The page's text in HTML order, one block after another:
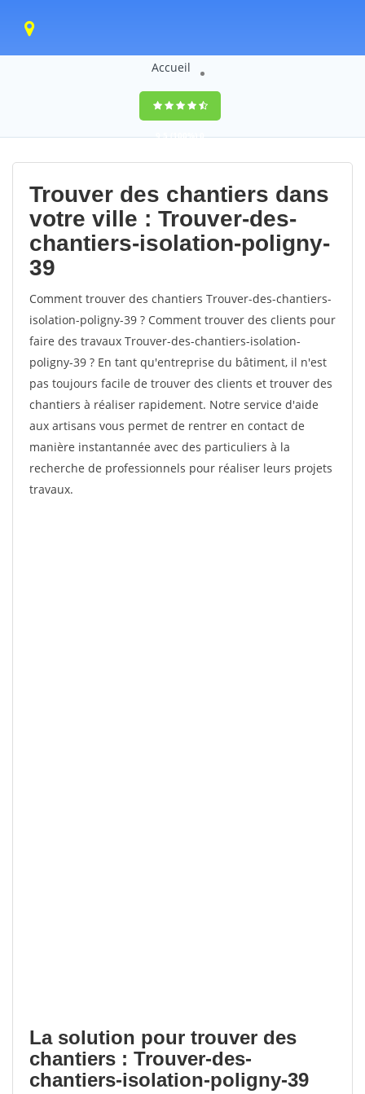
Accueil
9,5(100%)0
votes
Trouver des chantiers dans
votre ville : Trouver-des-
chantiers-isolation-poligny-
39
Comment trouver des chantiers Trouver-des-chantiers-
isolation-poligny-39 ? Comment trouver des clients pour
faire des travaux Trouver-des-chantiers-isolation-
poligny-39 ? En tant qu'entreprise du bâtiment, il n'est
pas toujours facile de trouver des clients et trouver des
chantiers à réaliser rapidement. Notre service d'aide
aux artisans vous permet de rentrer en contact de
manière instantannée avec des particuliers à la
recherche de professionnels pour réaliser leurs projets
travaux.
La solution pour trouver des
chantiers : Trouver-des-
chantiers-isolation-poligny-39